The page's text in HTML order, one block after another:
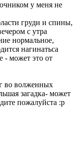
у меня не
груди и спины,
с утра
нормальное,
нагинатьса
- может это от
во волженных
загадка- может
пожалуйста :p